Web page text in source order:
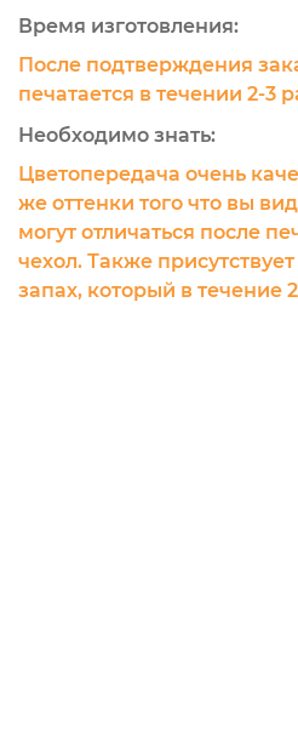
Время изготовления:
После подтверждения
печатается в течении 2-3
Необходимо знать:
Цветопередача очень
же оттенки того что вы
могут отличаться после
чехол. Также
запах, который в течение